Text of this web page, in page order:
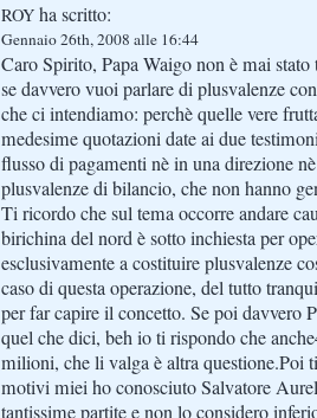
ROY ha scritto:
Gennaio 26th, 2008 alle 16:44
Caro Spirito, Papa Waigo non è mai stato
se davvero vuoi parlare di plusvalenze
che ci intendiamo: perchè quelle vere
medesime quotazioni date ai due
flusso di pagamenti nè in una direzione
plusvalenze di bilancio, che non hanno
Ti ricordo che sul tema occorre andare
birichina del nord è sotto inchiesta per
esclusivamente a costituire plusvalenze
caso di questa operazione, del tutto
per far capire il concetto. Se poi davvero
quel che dici, beh io ti rispondo che
milioni, che li valga è altra questione.Poi
motivi miei ho conosciuto Salvatore
tantissime partite e non lo considero